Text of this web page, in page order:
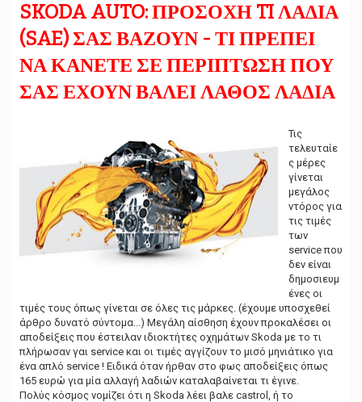
a
t
i
o
n
SKODA AUTO: ΠΡΟΣΟΧΗ TI ΛΑΔΙΑ
(SAE) ΣΑΣ ΒΑΖΟΥΝ - ΤΙ ΠΡΕΠΕΙ
ΝΑ ΚΑΝΕΤΕ ΣΕ ΠΕΡΙΠΤΩΣΗ ΠΟΥ
ΣΑΣ ΕΧΟΥΝ ΒΑΛΕΙ ΛΑΘΟΣ ΛΑΔΙΑ
Τις
τελευταίε
ς μέρες
γίνεται
μεγάλος
ντόρος για
τις τιμές
των
service που
δεν είναι
δημοσιευμ
ένες οι
τιμές τους όπως γίνεται σε όλες τις μάρκες. (έχουμε υποσχεθεί
άρθρο δυνατό σύντομα...) Μεγάλη αίσθηση έχουν προκαλέσει οι
αποδείξεις που έστειλαν ιδιοκτήτες οχημάτων Skoda με το τι
πλήρωσαν γαι service και οι τιμές αγγίζουν το μισό μηνιάτικο για
ένα απλό service ! Ειδικά όταν ήρθαν στο φως αποδείξεις όπως
165 ευρώ για μία αλλαγή λαδιών καταλαβαίνεται τι έγινε.
Πολύς κόσμος νομίζει ότι η Skoda λέει βαλε castrol, ή το